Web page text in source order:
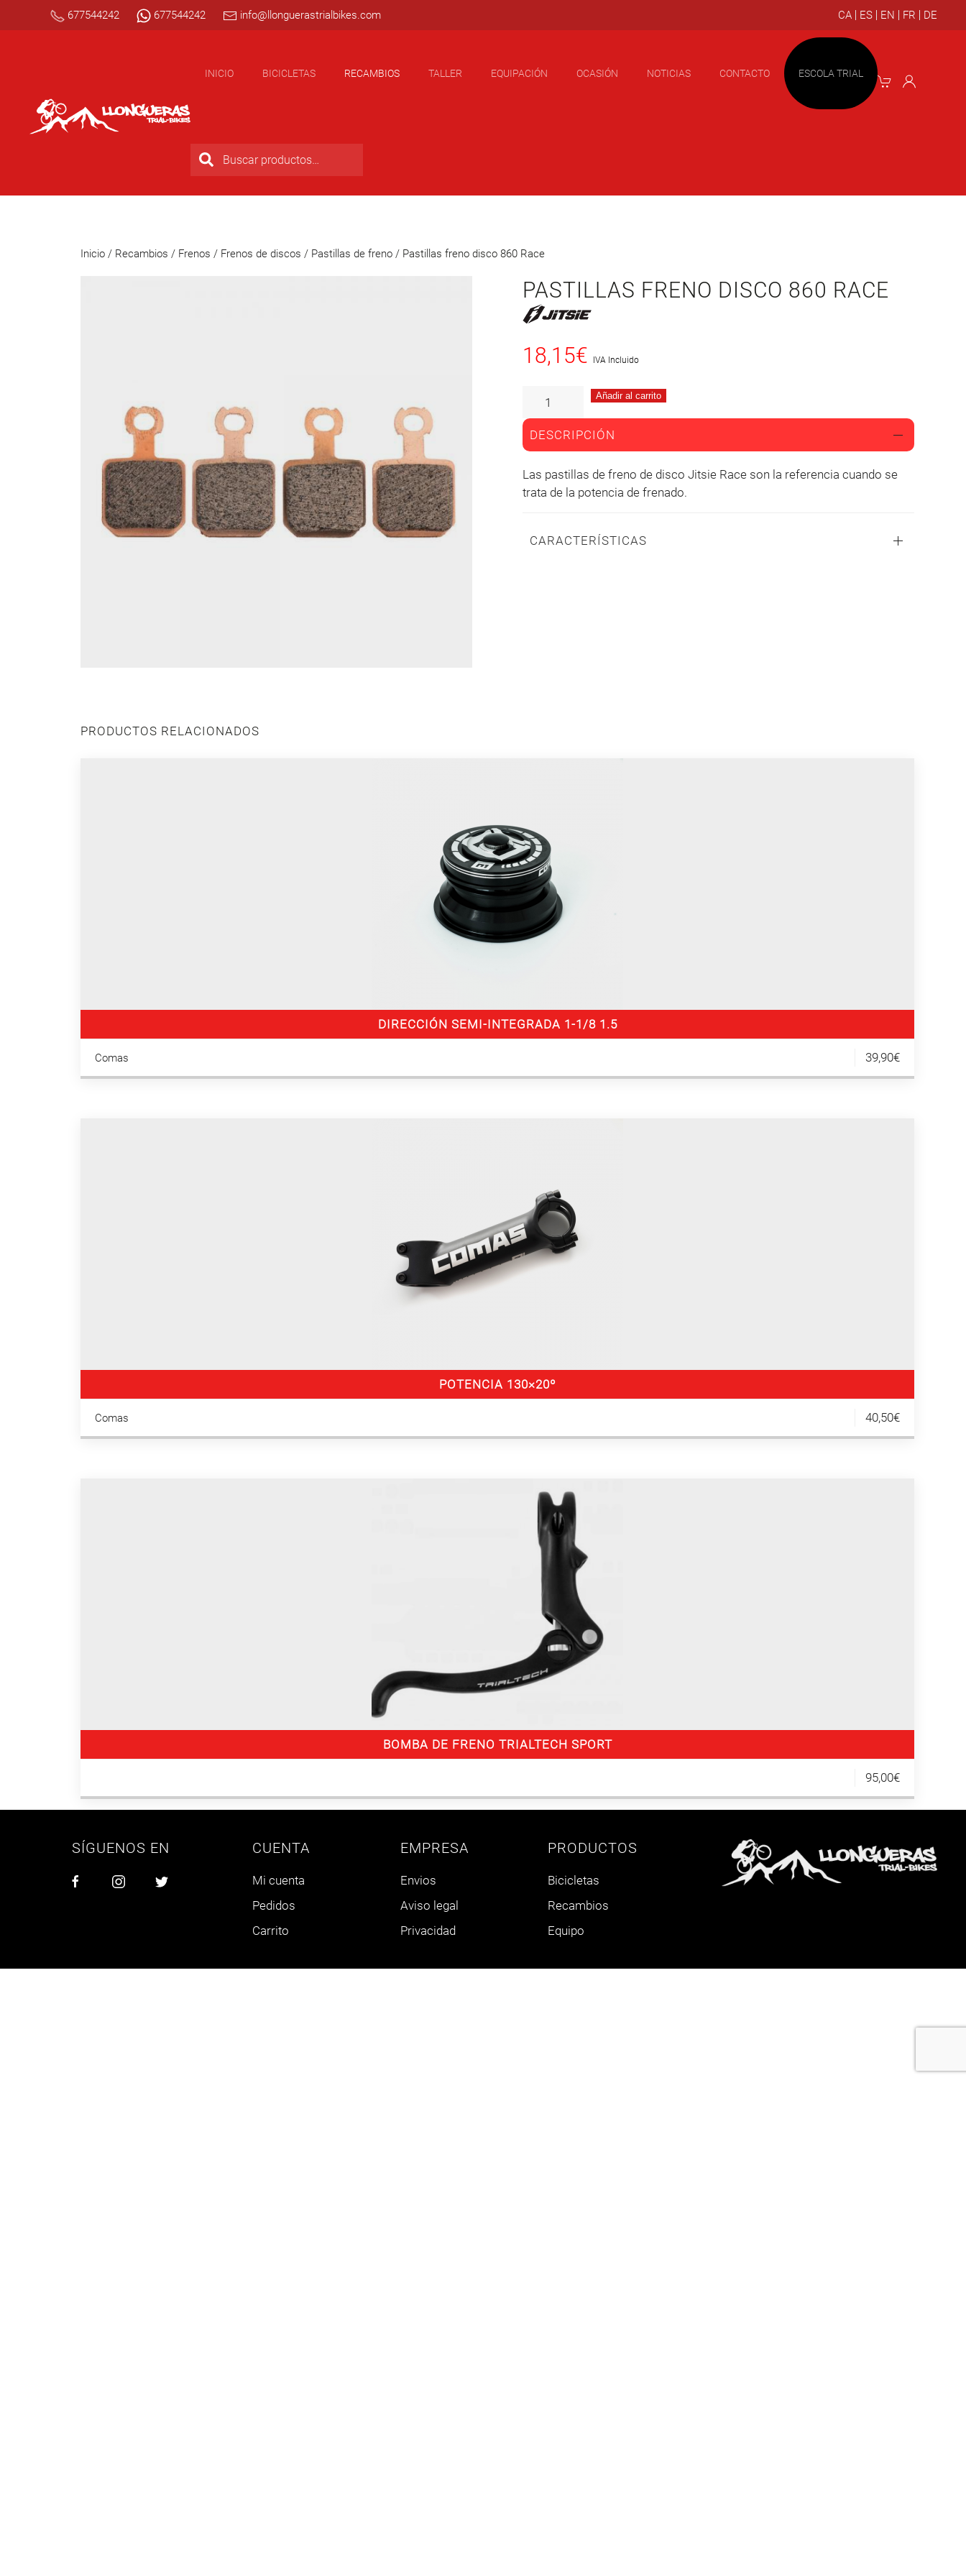
677544242 677544242 info@llonguerastrialbikes.com
INICIO BICICLETAS RECAMBIOS TALLER EQUIPACIÓN OCASIÓN NOTICIAS CONTACTO ESCOLA TRIAL
Inicio / Recambios / Frenos / Frenos de discos / Pastillas de freno / Pastillas freno disco 860 Race
PASTILLAS FRENO DISCO 860 RACE
18,15€ IVA Incluido
Añadir al carrito
DESCRIPCIÓN
Las pastillas de freno de disco Jitsie Race son la referencia cuando se
trata de la potencia de frenado.
CARACTERÍSTICAS
PRODUCTOS RELACIONADOS
DIRECCIÓN SEMI-INTEGRADA 1-1/8 1.5
Comas 39,90€
POTENCIA 130×20º
Comas 40,50€
BOMBA DE FRENO TRIALTECH SPORT
95,00€
SÍGUENOS EN CUENTA
Mi cuenta
Pedidos
Carrito
EMPRESA
Envios
Aviso legal
Privacidad
PRODUCTOS
Bicicletas
Recambios
Equipo